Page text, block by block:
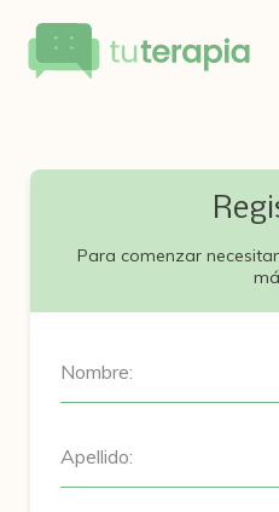
Para comenzar
Nombre:
Apellido: